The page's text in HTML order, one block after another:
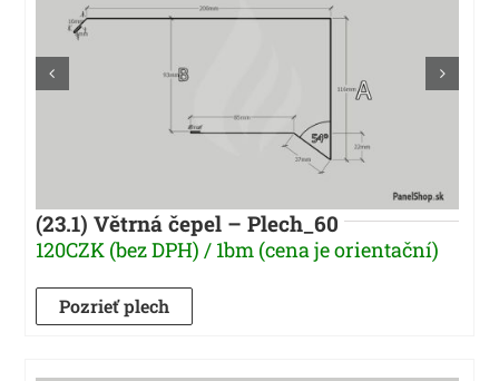
(23.1) Větrná čepel – Plech_60
120CZK (bez DPH) / 1bm (cena je orientační)
Pozrieť plech